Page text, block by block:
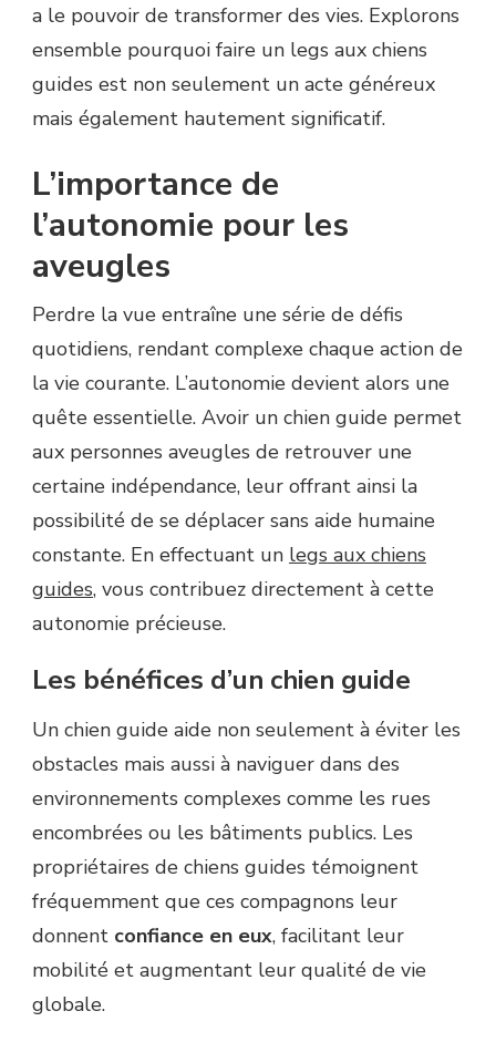
a le pouvoir de transformer des vies. Explorons
ensemble pourquoi faire un legs aux chiens
guides est non seulement un acte généreux
mais également hautement significatif.
L’importance de
l’autonomie pour les
aveugles
Perdre la vue entraîne une série de défis
quotidiens, rendant complexe chaque action de
la vie courante. L’autonomie devient alors une
quête essentielle. Avoir un chien guide permet
aux personnes aveugles de retrouver une
certaine indépendance, leur offrant ainsi la
possibilité de se déplacer sans aide humaine
constante. En effectuant un legs aux chiens
guides, vous contribuez directement à cette
autonomie précieuse.
Les bénéfices d’un chien guide
Un chien guide aide non seulement à éviter les
obstacles mais aussi à naviguer dans des
environnements complexes comme les rues
encombrées ou les bâtiments publics. Les
propriétaires de chiens guides témoignent
fréquemment que ces compagnons leur
donnent confiance en eux, facilitant leur
mobilité et augmentant leur qualité de vie
globale.